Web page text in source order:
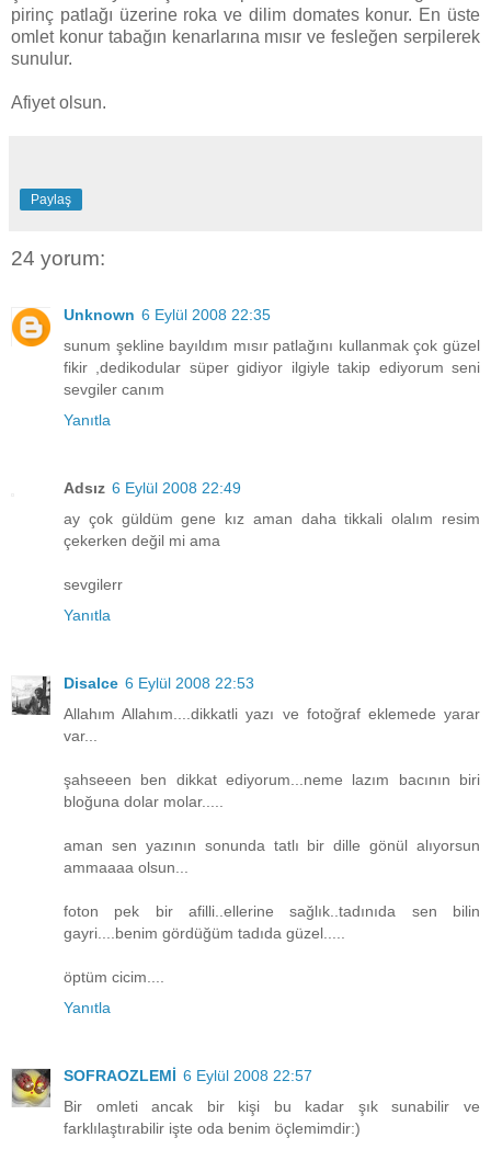
pirinç patlağı üzerine roka ve dilim domates konur. En üste
omlet konur tabağın kenarlarına mısır ve fesleğen serpilerek
sunulur.
Afiyet olsun.
Paylaş
24 yorum:
Unknown 6 Eylül 2008 22:35
sunum şekline bayıldım mısır patlağını kullanmak çok güzel
fikir ,dedikodular süper gidiyor ilgiyle takip ediyorum seni
sevgiler canım
Yanıtla
Adsız 6 Eylül 2008 22:49
ay çok güldüm gene kız aman daha tikkali olalım resim
çekerken değil mi ama
sevgilerr
Yanıtla
Disalce 6 Eylül 2008 22:53
Allahım Allahım....dikkatli yazı ve fotoğraf eklemede yarar
var...
şahseeen ben dikkat ediyorum...neme lazım bacının biri
bloğuna dolar molar.....
aman sen yazının sonunda tatlı bir dille gönül alıyorsun
ammaaaa olsun...
foton pek bir afilli..ellerine sağlık..tadınıda sen bilin
gayri....benim gördüğüm tadıda güzel.....
öptüm cicim....
Yanıtla
SOFRAOZLEMİ 6 Eylül 2008 22:57
Bir omleti ancak bir kişi bu kadar şık sunabilir ve
farklılaştırabilir işte oda benim öçlemimdir:)